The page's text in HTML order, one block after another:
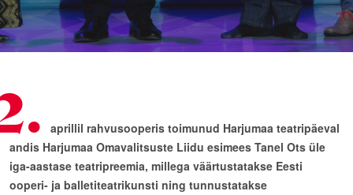
aprillil rahvusooperis toimunud Harjumaa teatripäeval
andis Harjumaa Omavalitsuste Liidu esimees Tanel Ots üle
iga-aastase teatripreemia, millega väärtustatakse Eesti
ooperi- ja balletiteatrikunsti ning tunnustatakse